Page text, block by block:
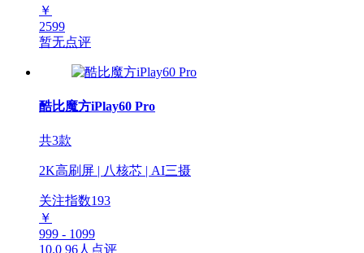
￥
2599
暂无点评
酷比魔方iPlay60 Pro
共3款
2K高刷屏 | 八核芯 | AI三摄
关注指数193
￥
999 - 1099
10.0 96人点评